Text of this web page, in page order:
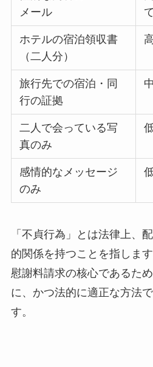
メール
ホテルの宿泊領収書
（二人分）
旅行先での宿泊・同
行の証拠
二人で会っている写
真のみ
感情的なメッセージ
のみ
「不貞行為」とは法律上、
的関係を持つことを指しま
慰謝料請求の核心であるた
に、かつ法的に適正な方法
す。